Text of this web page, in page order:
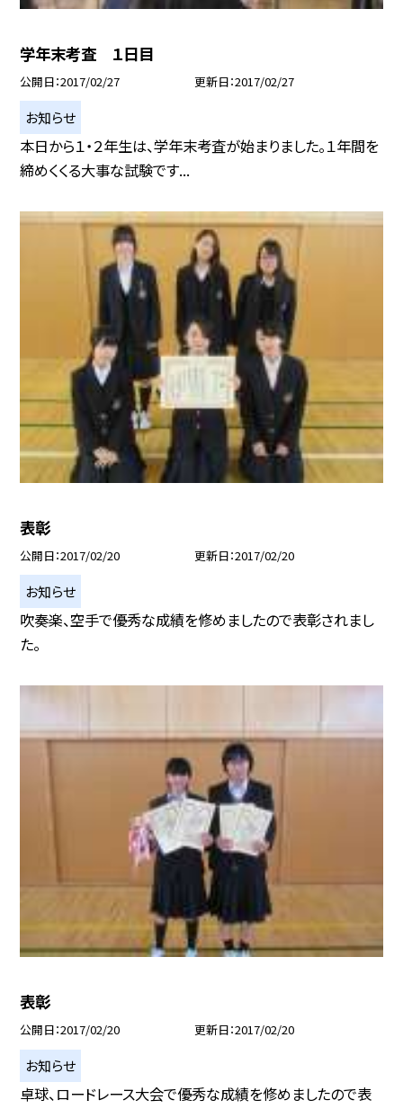
学年末考査 １日目
公開日 2017/02/27 更新日 2017/02/27
お知らせ
本日から１・２年生は、学年末考査が始まりました。１年間を
締めくくる大事な試験です...
表彰
公開日 2017/02/20 更新日 2017/02/20
お知らせ
吹奏楽、空手で優秀な成績を修めましたので表彰されまし
た。
表彰
公開日 2017/02/20 更新日 2017/02/20
お知らせ
卓球、ロードレース大会で優秀な成績を修めましたので表